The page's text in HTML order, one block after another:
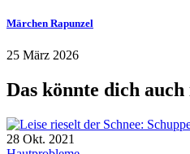
Märchen Rapunzel
25 März 2026
Das könnte dich
28 Okt. 2021